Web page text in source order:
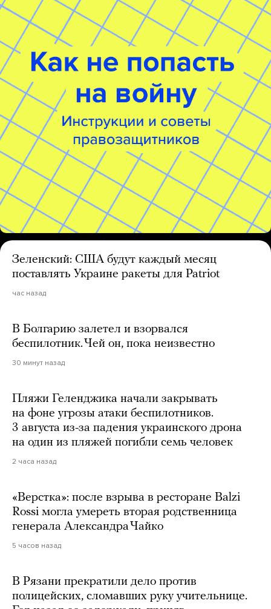
Зеленский: США будут каждый месяц
поставлять Украине ракеты для Patriot
час назад
В Болгарию залетел и взорвался
беспилотник. Чей он, пока неизвестно
30 минут назад
Пляжи Геленджика начали закрывать
на фоне угрозы атаки беспилотников.
3 августа из-за падения украинского дрона
на один из пляжей погибли семь человек
2 часа назад
«Верстка»: после взрыва в ресторане Balzi
Rossi могла умереть вторая родственница
генерала Александра Чайко
5 часов назад
В Рязани прекратили дело против
полицейских, сломавших руку учительнице.